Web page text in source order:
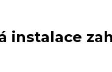
instalace